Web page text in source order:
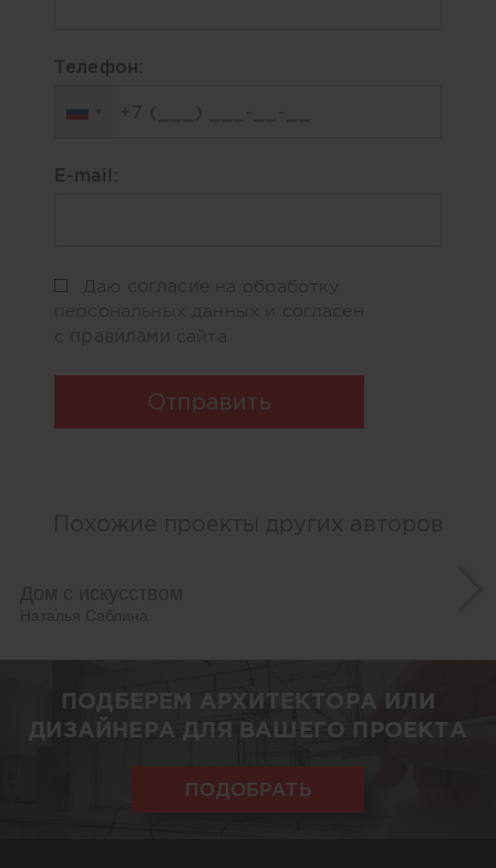
Телефон:
E-mail:
Даю
на обработку
персональных данных и согласен
с
сайта
Отправить
ПОДБЕРЕМ АРХИТЕКТОРА ИЛИ
ДИЗАЙНЕРА ДЛЯ ВАШЕГО ПРОЕКТА
ПОДОБРАТЬ